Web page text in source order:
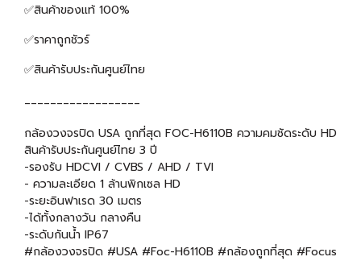
✅สินค้าของแท้ 100%
✅ราคาถูกชัวร์
✅สินค้ารับประกันศูนย์ไทย
__________________
กล้องวงจรปิด USA ถูกที่สุด FOC-H6110B ความคมชัดระดับ HD
สินค้ารับประกันศูนย์ไทย 3 ปี
-รองรับ HDCVI / CVBS / AHD / TVI
- ความละเอียด 1 ล้านพิกเซล HD
-ระยะอินฟาเรด 30 เมตร
-ได้ทั้งกลางวัน กลางคืน
-ระดับกันน้ำ IP67
#กล้องวงจรปิด #USA #Foc-H6110B #กล้องถูกที่สุด #Focus